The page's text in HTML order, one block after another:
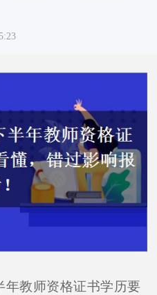
年教师资格证书学历要